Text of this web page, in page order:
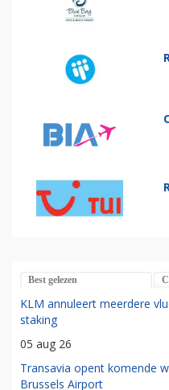
Best gelezen
KLM annuleert meerdere
staking
05 aug 26
Transavia opent komende
Brussels Airport